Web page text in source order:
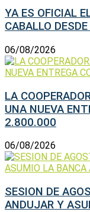
YA ES OFICIAL
CABALLO
06/08/2026
LA
UNA NUEVA
2.800.000
06/08/2026
SESION DE
ANDUJAR Y